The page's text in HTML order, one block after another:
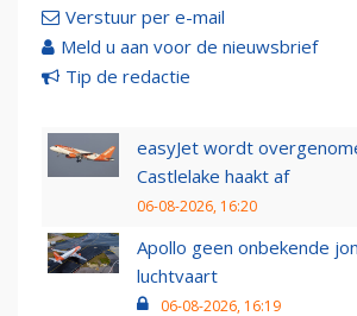
Verstuur per e-mail
Meld u aan voor de nieuwsbrief
Tip de redactie
easyJet wordt
Castlelake haakt af
06-08-2026, 16:20
Apollo geen onbekende
luchtvaart
06-08-2026, 16:19